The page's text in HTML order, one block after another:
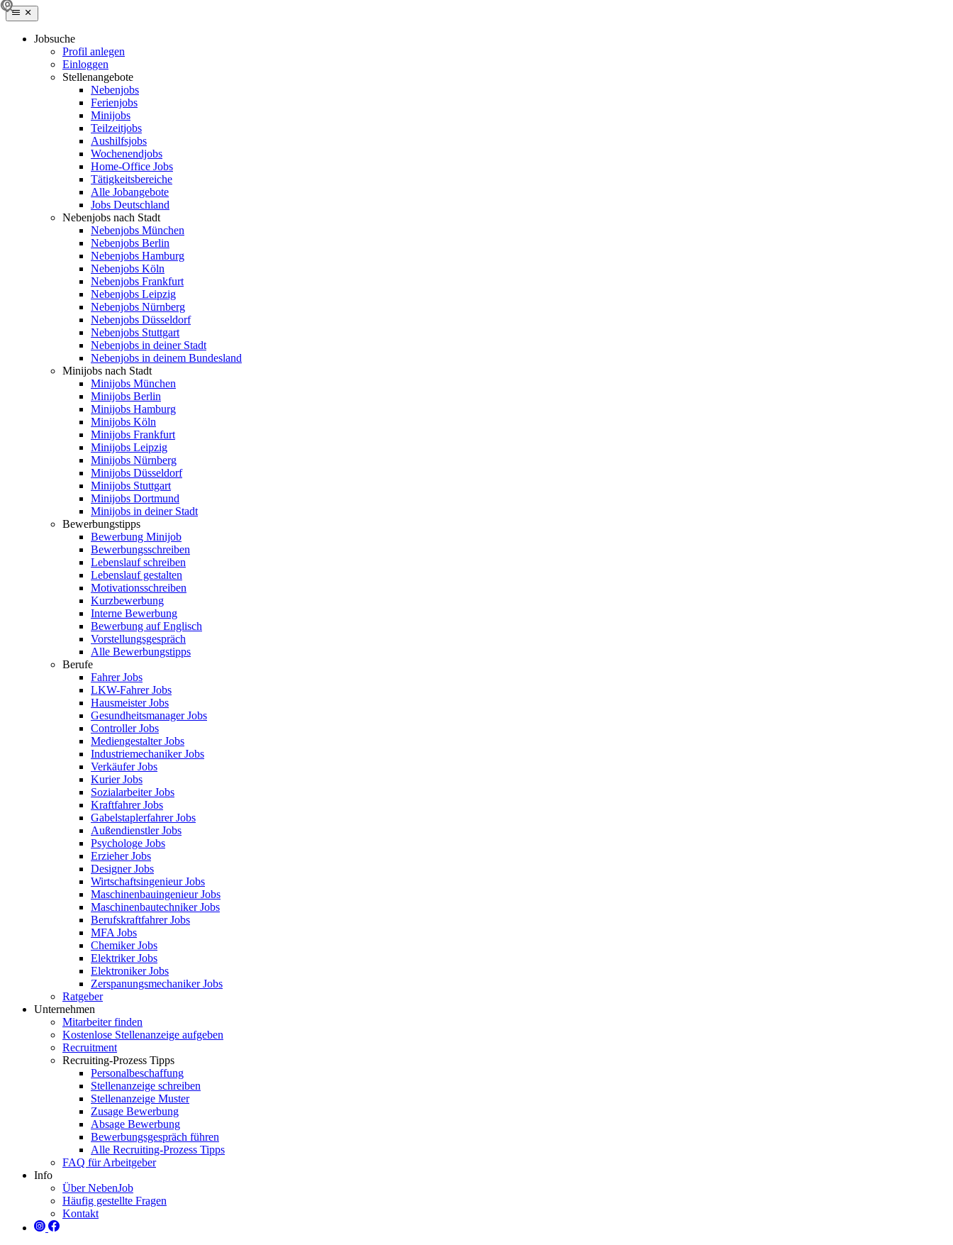
Jobsuche
Profil anlegen
Einloggen
Stellenangebote
Nebenjobs
Ferienjobs
Minijobs
Teilzeitjobs
Aushilfsjobs
Wochenendjobs
Home-Office Jobs
Tätigkeitsbereiche
Alle Jobangebote
Jobs Deutschland
Nebenjobs nach Stadt
Nebenjobs München
Nebenjobs Berlin
Nebenjobs Hamburg
Nebenjobs Köln
Nebenjobs Frankfurt
Nebenjobs Leipzig
Nebenjobs Nürnberg
Nebenjobs Düsseldorf
Nebenjobs Stuttgart
Nebenjobs in deiner Stadt
Nebenjobs in deinem Bundesland
Minijobs nach Stadt
Minijobs München
Minijobs Berlin
Minijobs Hamburg
Minijobs Köln
Minijobs Frankfurt
Minijobs Leipzig
Minijobs Nürnberg
Minijobs Düsseldorf
Minijobs Stuttgart
Minijobs Dortmund
Minijobs in deiner Stadt
Bewerbungstipps
Bewerbung Minijob
Bewerbungsschreiben
Lebenslauf schreiben
Lebenslauf gestalten
Motivationsschreiben
Kurzbewerbung
Interne Bewerbung
Bewerbung auf Englisch
Vorstellungsgespräch
Alle Bewerbungstipps
Berufe
Fahrer Jobs
LKW-Fahrer Jobs
Hausmeister Jobs
Gesundheitsmanager Jobs
Controller Jobs
Mediengestalter Jobs
Industriemechaniker Jobs
Verkäufer Jobs
Kurier Jobs
Sozialarbeiter Jobs
Kraftfahrer Jobs
Gabelstaplerfahrer Jobs
Außendienstler Jobs
Psychologe Jobs
Erzieher Jobs
Designer Jobs
Wirtschaftsingenieur Jobs
Maschinenbauingenieur Jobs
Maschinenbautechniker Jobs
Berufskraftfahrer Jobs
MFA Jobs
Chemiker Jobs
Elektriker Jobs
Elektroniker Jobs
Zerspanungsmechaniker Jobs
Ratgeber
Unternehmen
Mitarbeiter finden
Kostenlose Stellenanzeige aufgeben
Recruitment
Recruiting-Prozess Tipps
Personalbeschaffung
Stellenanzeige schreiben
Stellenanzeige Muster
Zusage Bewerbung
Absage Bewerbung
Bewerbungsgespräch führen
Alle Recruiting-Prozess Tipps
FAQ für Arbeitgeber
Info
Über NebenJob
Häufig gestellte Fragen
Kontakt